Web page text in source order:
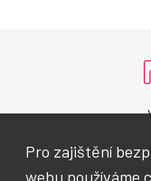
Pro zajištění
webu používáme